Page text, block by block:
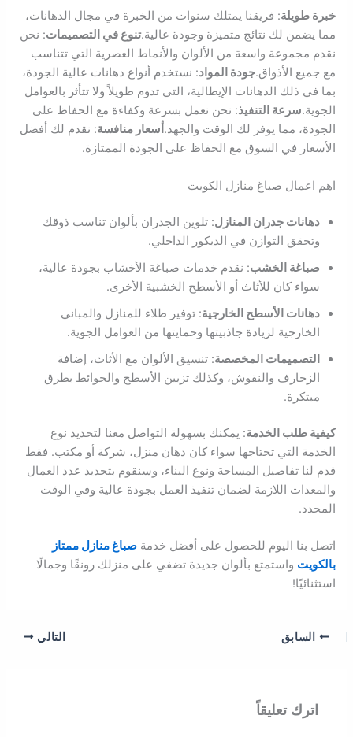
خبرة طويلة: فريقنا يمتلك سنوات من الخبرة في مجال الدهانات،
مما يضمن لك نتائج متميزة وجودة عالية.تنوع في التصميمات: نحن
نقدم مجموعة واسعة من الألوان والأنماط العصرية التي تتناسب
مع جميع الأذواق.جودة المواد: نستخدم أنواع دهانات عالية الجودة،
بما في ذلك الدهانات الإيطالية، التي تدوم طويلاً ولا تتأثر بالعوامل
الجوية.سرعة التنفيذ: نحن نعمل بسرعة وكفاءة مع الحفاظ على
الجودة، مما يوفر لك الوقت والجهد. أسعار منافسة: نقدم لك أفضل
الأسعار في السوق مع الحفاظ على الجودة الممتازة.
اهم اعمال صباغ منازل الكويت
دهانات جدران المنازل: تلوين الجدران بألوان تناسب ذوقك
وتحقق التوازن في الديكور الداخلي.
صباغة الخشب: نقدم خدمات صباغة الأخشاب بجودة عالية،
سواء كان للأثاث أو الأسطح الخشبية الأخرى.
دهانات الأسطح الخارجية: توفير طلاء للمنازل والمباني
الخارجية لزيادة جاذبيتها وحمايتها من العوامل الجوية.
التصميمات المخصصة: تنسيق الألوان مع الأثاث، إضافة
الزخارف والنقوش، وكذلك تزيين الأسطح والحوائط بطرق
مبتكرة.
كيفية طلب الخدمة: يمكنك بسهولة التواصل معنا لتحديد نوع
الخدمة التي تحتاجها سواء كان دهان منزل، شركة أو مكتب. فقط
قدم لنا تفاصيل المساحة ونوع البناء، وسنقوم بتحديد عدد العمال
والمعدات اللازمة لضمان تنفيذ العمل بجودة عالية وفي الوقت
المحدد.
اتصل بنا اليوم للحصول على أفضل خدمةصباغ منازل ممتاز
بالكويت واستمتع بألوان جديدة تضفي على منزلك رونقًا وجمالًا
استثنائيًا!
السابق التالي
اترك تعليقاً